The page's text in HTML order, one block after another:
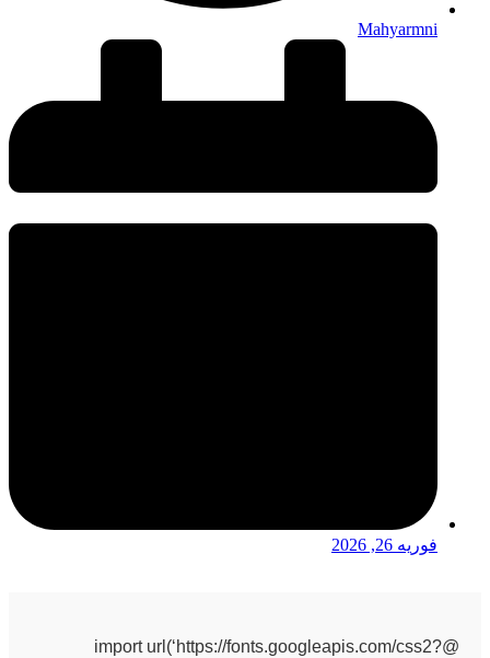
Mahyarmni
فوریه 26, 2026
@import url(‘https://fonts.googleapis.com/css2?